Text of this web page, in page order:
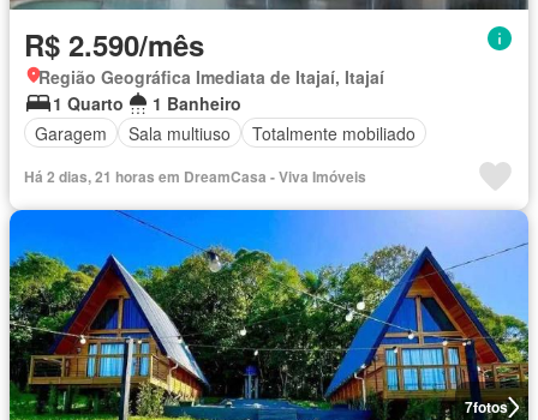
R$ 2.590/mês
Região Geográfica Imediata de Itajaí, Itajaí
1 Quarto
1 Banheiro
Garagem
Sala multiuso Totalmente mobiliado
Há 2 dias, 21 horas em DreamCasa - Viva Imóveis
7fotos